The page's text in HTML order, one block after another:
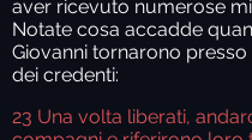
aver ricevuto numerose
Notate cosa accadde
Giovanni tornarono
dei credenti:
23 Una volta liberati,